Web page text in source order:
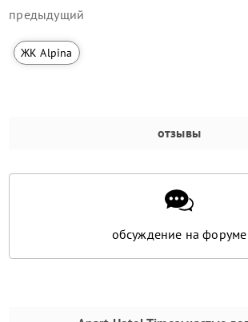
предыдущий
ЖК Alpina
отзывы
обсуждение на форуме